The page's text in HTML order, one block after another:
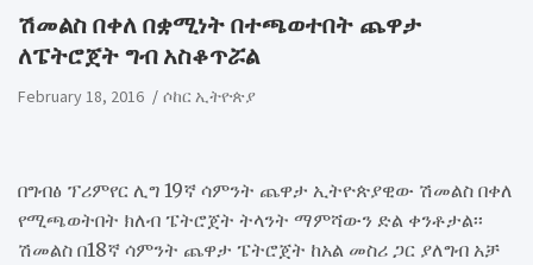
ሽመልስ በቀለ በቋሚነት በተጫወተበት ጨዋታ
ለፔትሮጀት ግብ አስቆጥሯል
February 18, 2016 ሶከር ኢትዮጵያ
በግብፅ ፕሪምየር ሊግ 19ኛ ሳምንት ጨዋታ ኢትዮጵያዊው ሽመልስ በቀለ
የሚጫወትበት ክለብ ፔትሮጀት ትላንት ማምሻውን ድል ቀንቶታል፡፡
ሽመልስ በ18ኛ ሳምንት ጨዋታ ፔትሮጀት ከአል መስሪ ጋር ያለግብ አቻ